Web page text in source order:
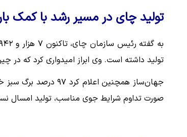
تولید چای در مسیر رشد با کمک
تولید داشته است. وی ابراز امیدواری کرد که در
صورت تداوم شرایط جوی مناسب، تولید امسال